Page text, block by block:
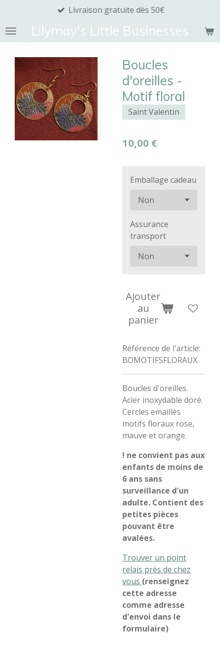
contenuLilymay's Little Businesses
Livraison gratuite dès 50€
Boucles
d'oreilles -
Motif floral
Saint Valentin
10,00 €
Emballage cadeau
Assurance
transport
Ajouter
au
panier
Référence de l'article:
BOMOTIFSFLORAUX
Boucles d'oreilles.
Acier inoxydable doré.
Cercles emaillés
motifs floraux rose,
mauve et orange.
! ne convient pas aux
enfants de moins de
6 ans sans
surveillance d'un
adulte. Contient des
petites pièces
pouvant être
avalées.
Trouver un point
relais près de chez
vous (renseignez
cette adresse
comme adresse
d'envoi dans le
formulaire)